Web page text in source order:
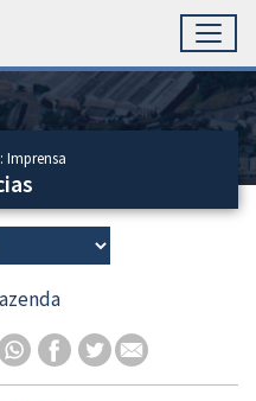
Imprensa